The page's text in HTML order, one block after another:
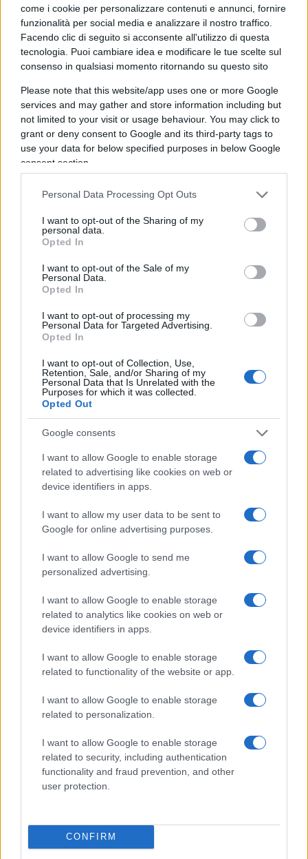
come i cookie per personalizzare contenuti e annunci, fornire
funzionalità per social media e analizzare il nostro traffico.
Facendo clic di seguito si acconsente all'utilizzo di questa
tecnologia. Puoi cambiare idea e modificare le tue scelte sul
consenso in qualsiasi momento ritornando su questo sito
Please note that this website/app uses one or more Google
services and may gather and store information including but
not limited to your visit or usage behaviour. You may click to
grant or deny consent to Google and its third-party tags to
use your data for below specified purposes in below Google
consent section.
Personal Data Processing Opt Outs
I want to opt-out of the Sharing of my
personal data.
Opted In
I want to opt-out of the Sale of my
Personal Data.
Opted In
I want to opt-out of processing my
Personal Data for Targeted Advertising.
Opted In
I want to opt-out of Collection, Use,
Retention, Sale, and/or Sharing of my
Personal Data that Is Unrelated with the
Purposes for which it was collected.
Opted Out
Google consents
I want to allow Google to enable storage
related to advertising like cookies on web or
device identifiers in apps.
I want to allow my user data to be sent to
Google for online advertising purposes.
I want to allow Google to send me
personalized advertising.
I want to allow Google to enable storage
related to analytics like cookies on web or
device identifiers in apps.
I want to allow Google to enable storage
related to functionality of the website or app.
I want to allow Google to enable storage
related to personalization.
I want to allow Google to enable storage
related to security, including authentication
functionality and fraud prevention, and other
user protection.
CONFIRM
Leggi anche:
La vendetta del Papa sull’uomo di Ratzingerdi
Max del Papa
Secondo Georg, “Leone XIV creerà ponti come il
predecessore” ma “in un contesto e con uno stile
diverso rispetto a Francesco”. Il che, tradotto,
tradizione e alla dottrina della Chiesa, al cui
interno “esistono grandi tensioni”, riscoprendo
l’importanza del lavoro della curia papale. “
E uno degli strumenti da usare sono le strutture
che già ci sono. Le istituzioni della Chiesa non
sono né una lebbra né una minaccia contro il
Papa. Sono lì per fornire un aiuto ai pontefici, che
soli, diffidando delle proprie istituzioni”.
Il desiderio è che Papa Prevost faccia una cesura
netta col passato, senza disconoscere ovviamente
lo spirito pastorale di Bergoglio. “Percepisco un
certo sollievo diffuso – spiega Mons. Georg –
finita la stagione dell’arbitrarietà
cominciare a contare su un papato in grado di
garantire la stabilità e di affidarsi alle strutture
Insomma: Leone XIV “mi dà una grande speranza”,
dice Gänswein, “sono convinto che inciderà in
positivo dentro la Chiesa e nel mondo. È un
pacificatore. Già la scelta del nome, nella
tradizione di San Leone Magno e di Leone III che
nell’800 incoronò Carlo Magno, è molto indicativa.
Nome e vestito hanno fatto capire che non ci
sarà continuità ma una fase totalmente
nuova. La sua esperienza, la capacità di parlare
anche che abbia lavorato in Curia per due anni lo
rendono un Papa insieme pastore e di governo.
Non viene da un solo ambiente ma da molte cose